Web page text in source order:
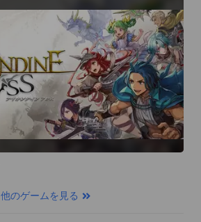
他のゲームを見る